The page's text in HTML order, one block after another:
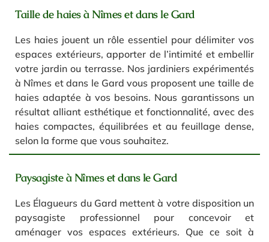
Taille de haies à Nîmes et dans le Gard
Les haies jouent un rôle essentiel pour délimiter vos
espaces extérieurs, apporter de l’intimité et embellir
votre jardin ou terrasse. Nos jardiniers expérimentés
à Nîmes et dans le Gard vous proposent une taille de
haies adaptée à vos besoins. Nous garantissons un
résultat alliant esthétique et fonctionnalité, avec des
haies compactes, équilibrées et au feuillage dense,
selon la forme que vous souhaitez.
Paysagiste à Nîmes et dans le Gard
Les Élagueurs du Gard mettent à votre disposition un
paysagiste professionnel pour concevoir et
aménager vos espaces extérieurs. Que ce soit à